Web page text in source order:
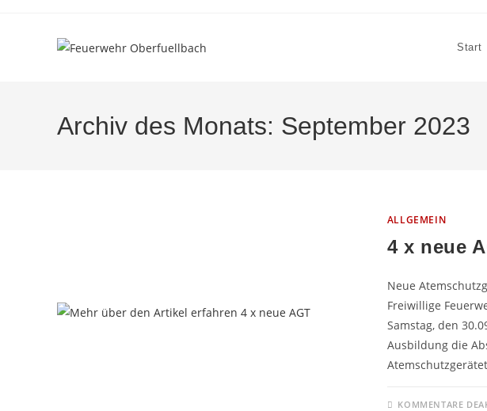
Start
Archiv des Monats: September 2023
ALLGEMEIN
4 x neue
Neue
Freiwillige
Samstag, den
Ausbildung die
KOMMENTARE